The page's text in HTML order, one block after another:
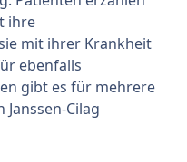
ihre
mit ihrer Krankheit
ebenfalls
gibt es für mehrere
Cilag